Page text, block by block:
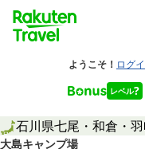
石川県七尾・和倉・
大島キャンプ場